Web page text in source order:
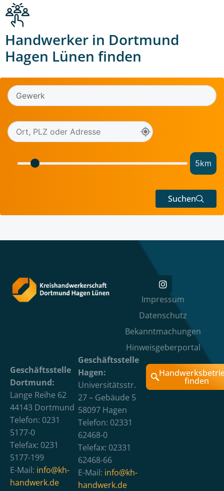
Handwerker in Dortmund
Hagen Lünen finden
5km
Suchen
Impressum
Datenschutz
Bekanntmachungen
Hinweisgeberportal
Geschäftsstelle
Dortmund:
Lange Reihe 62
44143 Dortmund
Telefon: 0231
5177-0
Telefax: 0231
5177-199
E-Mail: info@kh-
handwerk.de
Geschäftsstelle
Hagen:
Universitätsstr.
27 – Gebäude 5
58097 Hagen
Telefon: 02331
62468-0
Telefax: 02331
62468-66
E-Mail: info@kh-
handwerk.de
finden